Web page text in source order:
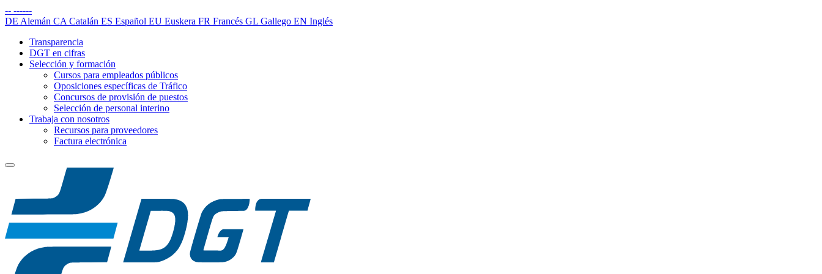
-- ------
DE Alemán CA Catalán ES Español EU Euskera FR Francés GL Gallego EN Inglés
Transparencia
DGT en cifras
Selección y formación
Cursos para empleados públicos
Oposiciones específicas de Tráfico
Concursos de provisión de puestos
Selección de personal interino
Trabaja con nosotros
Recursos para proveedores
Factura electrónica